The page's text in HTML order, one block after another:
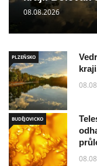
08.08.2026
PLZEŇSKO
BUDĚJOVICKO